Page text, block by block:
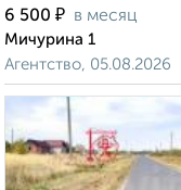
6 500 ₽ в месяц
Мичурина 1
Агентство, 05.08.2026